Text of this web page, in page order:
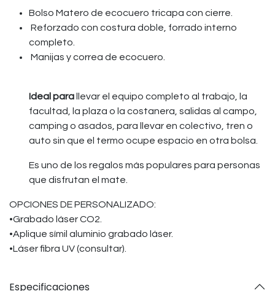
Bolso Matero de ecocuero tricapa con cierre.
Reforzado con costura doble, forrado interno
completo.
Manijas y correa de ecocuero.
Ideal para llevar el equipo completo al trabajo, la
facultad, la plaza o la costanera, salidas al campo,
camping o asados, para llevar en colectivo, tren o
auto sin que el termo ocupe espacio en otra bolsa.
Es uno de los regalos más populares para personas
que disfrutan el mate.
OPCIONES DE PERSONALIZADO:
•Grabado láser CO2.
•Aplique símil aluminio grabado láser.
•Láser fibra UV (consultar).
Especificaciones